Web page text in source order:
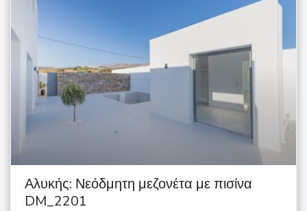
Αλυκής: Νεόδμητη μεζονέτα με πισίνα
DM_2201